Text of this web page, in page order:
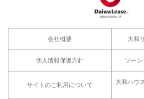
会社概要 大和
個人情報保護方針 ソー
サイトのご利用について
大和ハウ